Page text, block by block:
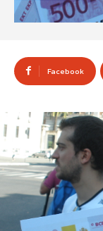
Facebook